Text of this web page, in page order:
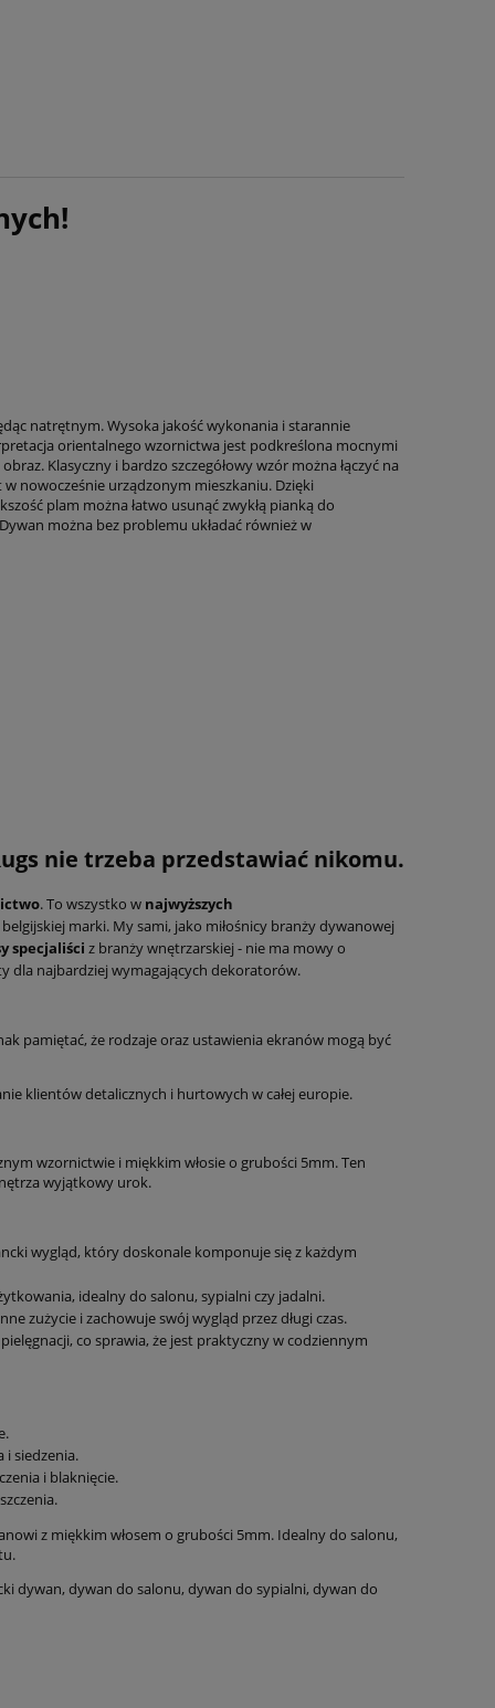
Dywan tradycyjny do salonu
Najniższa cena:
natrętnym. Wysoka jakość wykonania i starannie
orientalnego wzornictwa jest podkreślona mocnymi
Klasyczny i bardzo szczegółowy wzór można łączyć na
nowocześnie urządzonym mieszkaniu. Dzięki
plam można łatwo usunąć zwykłą pianką do
można bez problemu układać również w
nie trzeba przedstawiać nikomu.
. To wszystko w najwyższych
marki. My sami, jako miłośnicy branży dywanowej
specjaliści z branży wnętrzarskiej - nie ma mowy o
dla najbardziej wymagających dekoratorów.
pamiętać, że rodzaje oraz ustawienia ekranów mogą być
klientów detalicznych i hurtowych w całej europie.
wzornictwie i miękkim włosie o grubości 5mm. Ten
wyjątkowy urok.
wygląd, który doskonale komponuje się z każdym
idealny do salonu, sypialni czy jadalni.
zużycie i zachowuje swój wygląd przez długi czas.
co sprawia, że jest praktyczny w codziennym
i siedzenia.
i blaknięcie.
z miękkim włosem o grubości 5mm. Idealny do salonu,
dywan, dywan do salonu, dywan do sypialni, dywan do